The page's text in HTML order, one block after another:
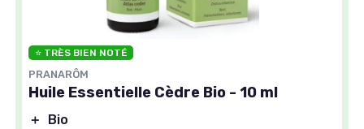
⭐ TRÈS BIEN NOTÉ
PRANARÔM
Huile Essentielle Cèdre Bio - 10 ml
＋
Bio